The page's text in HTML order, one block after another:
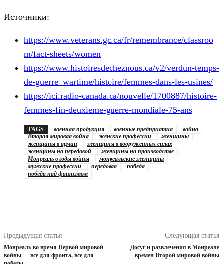
Источники:
https://www.veterans.gc.ca/fr/remembrance/classroo
m/fact-sheets/women
https://www.histoiresdecheznous.ca/v2/verdun-temps-
de-guerre_wartime/histoire/femmes-dans-les-usines/
https://ici.radio-canada.ca/nouvelle/1700887/histoire-
femmes-fin-deuxieme-guerre-mondiale-75-ans
TAGS военная продукция военные предприятия
война
Вторая мировая война
женские профессии
женщины
женщины в армии
женщины в вооруженных силах
женщины на передовой
женщины на производстве
Монреаль в годы войны
монреальские женщины
мужские профессии
передовая
победа
победа над фашизмом
Предыдущая статья
Монреаль во время Первой мировой
войны — все для фронта, все для
Следующая статья
Досуг и развлечения в Монреале
времен Второй мировой войны